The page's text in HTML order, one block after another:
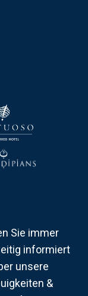
Sie immer
informiert
unsere
&